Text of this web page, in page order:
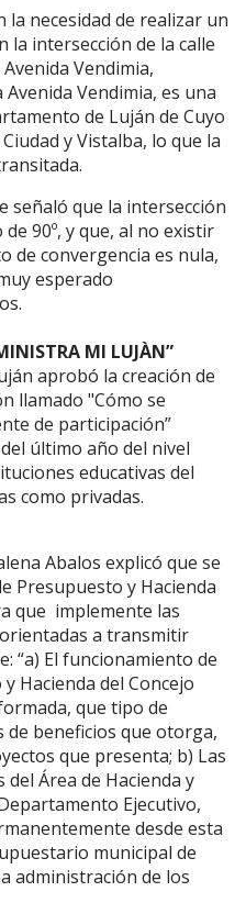
necesidad de realizar un
intersección de la calle
Vendimia,
Vendimia, es una
de Luján de Cuyo
y Vistalba, lo que la
señaló que la intersección
90º, y que, al no existir
de convergencia es nula,
esperado
MI LUJÀN”
aprobó la creación de
llamado "Cómo se
de participación”
último año del nivel
educativas del
como privadas.
Abalos explicó que se
Presupuesto y Hacienda
que implemente las
a transmitir
“a) El funcionamiento de
Hacienda del Concejo
que tipo de
beneficios que otorga,
que presenta; b) Las
Área de Hacienda y
Ejecutivo,
desde esta
municipal de
administración de los